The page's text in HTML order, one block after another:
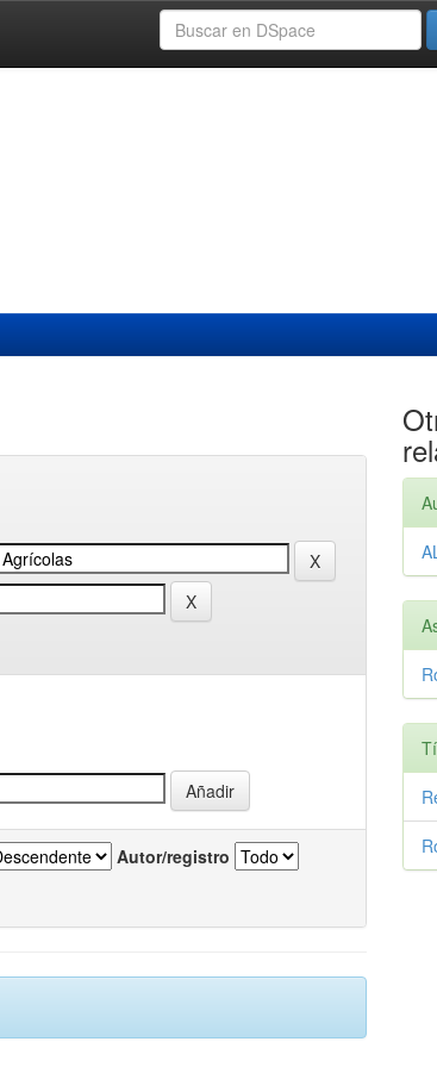
Autor/registro